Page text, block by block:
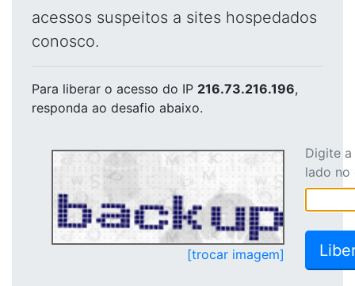
acessos suspeitos a sites hospedados
conosco.
Para liberar o acesso do IP 216.73.216.196,
responda ao desafio abaixo.
[trocar imagem]
Digite
lado no